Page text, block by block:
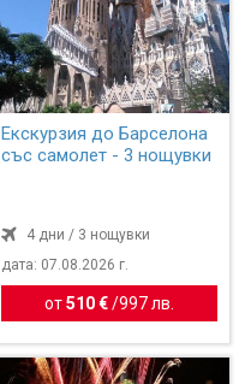
Екскурзия до Барселона
със самолет - 3 нощувки
4 дни / 3 нощувки
дата: 07.08.2026 г.
от510 €/997 лв.